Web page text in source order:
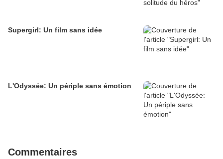
Supergirl: Un film sans idée
L'Odyssée: Un périple sans émotion
Commentaires